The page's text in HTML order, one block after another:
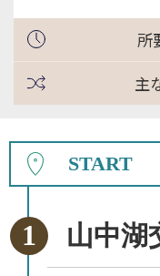
所
主
START
山中湖